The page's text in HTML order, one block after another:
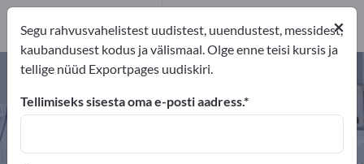
Ühekordselt kasutatav riietus –
leidke tootjaid ja tarnijaid
×
Segu rahvusvahelistest uudistest, uuendustest, messidest,
kaubandusest kodus ja välismaal. Olge enne teisi kursis ja
tellige nüüd Exportpages uudiskiri.
Tellimiseks sisesta oma e-posti aadress.